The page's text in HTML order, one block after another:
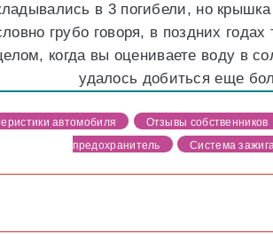
в 3 погибели, но
грубо говоря, в поздних
когда вы оцениваете воду в
удалось добиться еще
автомобиля
Отзывы собственников
предохранитель
Система